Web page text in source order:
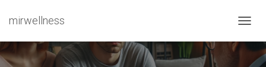
mirwellness